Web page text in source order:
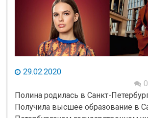
29.02.2020
Полина родилась в Санкт-
Получила высшее образование в